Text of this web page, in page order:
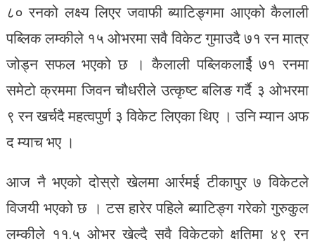
८० रनको लक्ष्य लिएर जवाफी ब्याटिङ्गमा आएको कैलाली
पब्लिक लम्कीले १५ ओभरमा सवै विकेट गुमाउदै ७१ रन मात्र
जोड्न सफल भएको छ । कैलाली पब्लिकलाईै ७१ रनमा
समेटो क्रममा जिवन चौधरीले उत्कृष्ट बलिङ गर्दै ३ ओभरमा
९ रन खर्चदै महत्वपुर्ण ३ विकेट लिएका थिए । उनि म्यान अफ
द म्याच भए ।
आज नै भएको दोस्रो खेलमा आर्रमई टीकापुर ७ विकेटले
विजयी भएको छ । टस हारेर पहिले ब्याटिङ्ग गरेको गुरुकुल
लम्कीले ११.५ ओभर खेल्दै सवै विकेटको क्षतिमा ४९ रन